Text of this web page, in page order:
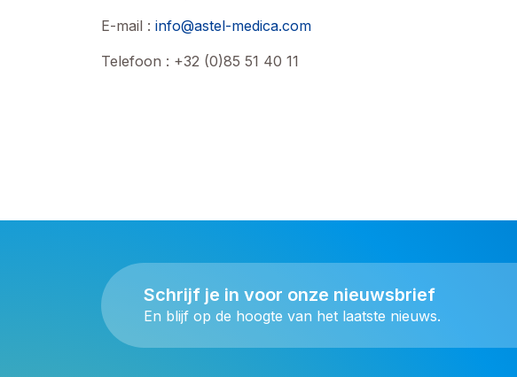
E-mail : info@astel-medica.com
Telefoon : +32 (0)85 51 40 11
Schrijf je in voor onze nieuwsbrief
En blijf op de hoogte van het laatste nieuws.